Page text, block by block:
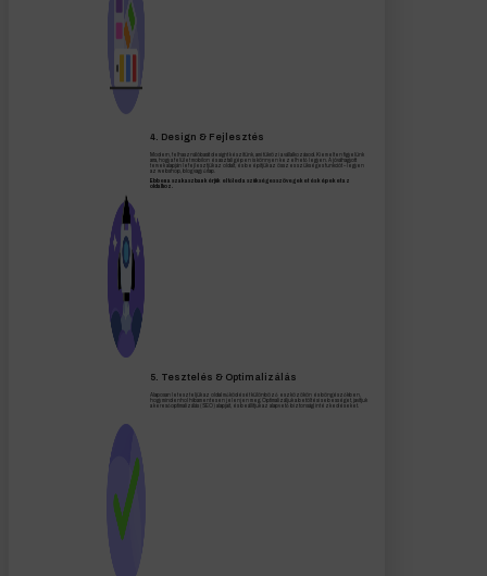
4. Design & Fejlesztés
Modern, felhasználóbarát designt készítünk, ami tükrözi a vállalkozásod. Kiemelten figyelünk
arra, hogy a felület mobilon és asztali gépen is könnyen kezelhető legyen. A jóváhagyott
tervek alapján lefejlesztjük az oldalt, és beépítjük az összes szükséges funkciót – legyen
az webshop, blog vagy űrlap.
Ebben a szakaszban kérjük el tőled a szükséges szövegeket és képeket az
oldalhoz.
5. Tesztelés & Optimalizálás
Alaposan leteszteljük az oldal működését különböző eszközökön és böngészőkben,
hogy mindenhol hibamentesen jelenjen meg. Optimalizáljuk a betöltési sebességet, javítjuk
a keresőoptimalizálás (SEO) alapjait, és beállítjuk az alapvető biztonsági intézkedéseket.